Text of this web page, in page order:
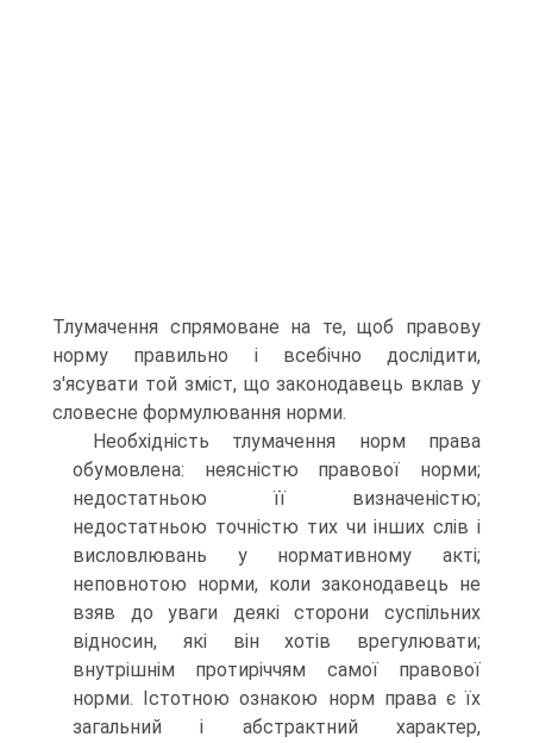
Тлумачення спрямоване на те, щоб правову
норму правильно і всебічно дослідити,
з'ясувати той зміст, що законодавець вклав у
словесне формулювання норми.
Необхідність тлумачення норм права
обумовлена: неясністю правової норми;
недостатньою її визначеністю;
недостатньою точністю тих чи інших слів і
висловлювань у нормативному акті;
неповнотою норми, коли законодавець не
взяв до уваги деякі сторони суспільних
відносин, які він хотів врегулювати;
внутрішнім протиріччям самої правової
норми. Істотною ознакою норм права є їх
загальний і абстрактний характер,